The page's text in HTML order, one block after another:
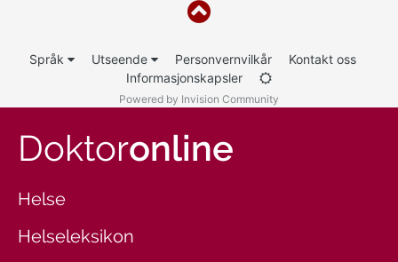
Språk Utseende Personvernvilkår
Kontakt oss
Informasjonskapsler
Powered by Invision Community
Doktoronline
Helse
Helseleksikon